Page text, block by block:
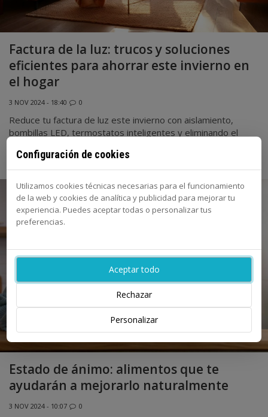
Factura de la luz: trucos y soluciones
eficientes para ahorrar este invierno en
el hogar
3 NOV 2024 - 18:40 0
Reduce tu factura de luz este invierno con aislamiento,
bombillas LED, termostatos inteligentes y eliminando el
energía en tu hogar sin sacrificar comodidad.
Estado de ánimo: alimentos que te
ayudarán a mejorarlo naturalmente
3 NOV 2024 - 10:07 0
Configuración de cookies
Utilizamos cookies técnicas necesarias para el funcionamiento
de la web y cookies de analítica y publicidad para mejorar tu
experiencia. Puedes aceptar todas o personalizar tus
preferencias.
Personalizar
Rechazar
Aceptar todo